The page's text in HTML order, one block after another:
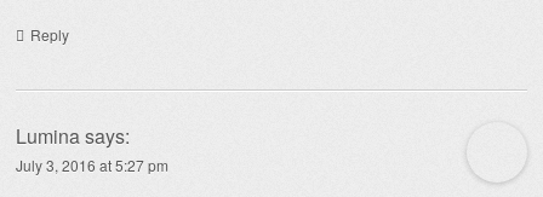
Reply
Luminasays:
July 3, 2016 at 5:27 pm